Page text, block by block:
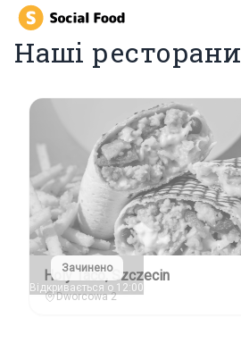
Наші ресторани
Зачинено
Відкривається о 12:00
Holy Taco, Szczecin
Dworcowa 2